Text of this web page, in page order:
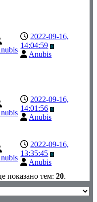
2022-09-16,
14:04:59
Anubis
2022-09-16,
14:01:56
Anubis
2022-09-16,
13:35:45
Anubis
показано тем:20.